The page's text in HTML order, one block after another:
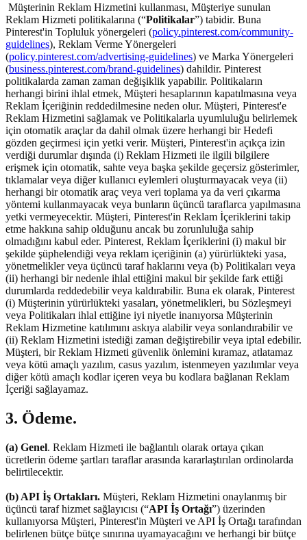
Müşterinin Reklam Hizmetini kullanması, Müşteriye sunulan
Reklam Hizmeti politikalarına (“Politikalar”) tabidir. Buna
Pinterest'in Topluluk yönergeleri (policy.pinterest.com/community-
guidelines), Reklam Verme Yönergeleri
(policy.pinterest.com/advertising-guidelines) ve Marka Yönergeleri
(business.pinterest.com/brand-guidelines) dahildir. Pinterest
politikalarda zaman zaman değişiklik yapabilir. Politikaların
herhangi birini ihlal etmek, Müşteri hesaplarının kapatılmasına veya
Reklam İçeriğinin reddedilmesine neden olur. Müşteri, Pinterest'e
Reklam Hizmetini sağlamak ve Politikalarla uyumluluğu belirlemek
için otomatik araçlar da dahil olmak üzere herhangi bir Hedefi
gözden geçirmesi için yetki verir. Müşteri, Pinterest'in açıkça izin
verdiği durumlar dışında (i) Reklam Hizmeti ile ilgili bilgilere
erişmek için otomatik, sahte veya başka şekilde geçersiz gösterimler,
tıklamalar veya diğer kullanıcı eylemleri oluşturmayacak veya (ii)
herhangi bir otomatik araç veya veri toplama ya da veri çıkarma
yöntemi kullanmayacak veya bunların üçüncü taraflarca yapılmasına
yetki vermeyecektir. Müşteri, Pinterest'in Reklam İçeriklerini takip
etme hakkına sahip olduğunu ancak bu zorunluluğa sahip
olmadığını kabul eder. Pinterest, Reklam İçeriklerini (i) makul bir
şekilde şüphelendiği veya reklam içeriğinin (a) yürürlükteki yasa,
yönetmelikler veya üçüncü taraf haklarını veya (b) Politikaları veya
(ii) herhangi bir nedenle ihlal ettiğini makul bir şekilde fark ettiği
durumlarda reddedebilir veya kaldırabilir. Buna ek olarak, Pinterest
(i) Müşterinin yürürlükteki yasaları, yönetmelikleri, bu Sözleşmeyi
veya Politikaları ihlal ettiğine iyi niyetle inanıyorsa Müşterinin
Reklam Hizmetine katılımını askıya alabilir veya sonlandırabilir ve
(ii) Reklam Hizmetini istediği zaman değiştirebilir veya iptal edebilir.
Müşteri, bir Reklam Hizmeti güvenlik önlemini kıramaz, atlatamaz
veya kötü amaçlı yazılım, casus yazılım, istenmeyen yazılımlar veya
diğer kötü amaçlı kodlar içeren veya bu kodlara bağlanan Reklam
İçeriği sağlayamaz.
3. Ödeme.
(a) Genel. Reklam Hizmeti ile bağlantılı olarak ortaya çıkan
ücretlerin ödeme şartları taraflar arasında kararlaştırılan ordinolarda
belirtilecektir.
(b) API İş Ortakları. Müşteri, Reklam Hizmetini onaylanmış bir
üçüncü taraf hizmet sağlayıcısı (“API İş Ortağı”) üzerinden
kullanıyorsa Müşteri, Pinterest'in Müşteri ve API İş Ortağı tarafından
belirlenen bütçe bütçe sınırına uyamayacağını ve herhangi bir bütçe